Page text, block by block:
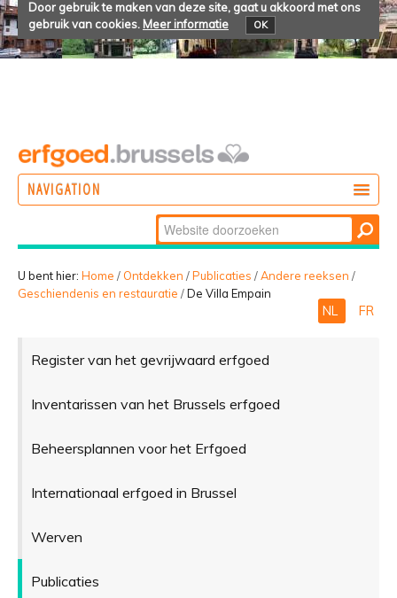
Door gebruik te maken van deze site, gaat u akkoord met ons
gebruik van cookies. Meer informatie OK
NAVIGATION
BELEVEN
Zoek
Geavanceerd
zoeken...
U bent hier: Home / Ontdekken /Publicaties /Andere reeksen /
Geschiendenis en restauratie /De Villa Empain
NL FR
Register van het gevrijwaard erfgoed
Inventarissen van het Brussels erfgoed
Beheersplannen voor het Erfgoed
Internationaal erfgoed in Brussel
Werven
Publicaties